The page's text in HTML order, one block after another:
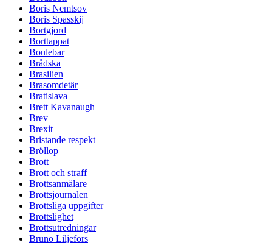
Boris Nemtsov
Boris Spasskij
Bortgjord
Borttappat
Boulebar
Brådska
Brasilien
Brasomdetär
Bratislava
Brett Kavanaugh
Brev
Brexit
Bristande respekt
Bröllop
Brott
Brott och straff
Brottsanmälare
Brottsjournalen
Brottsliga uppgifter
Brottslighet
Brottsutredningar
Bruno Liljefors